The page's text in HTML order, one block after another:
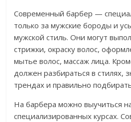
Современный барбер —
только за мужские бороды и
мужской стиль. Они могут
стрижки, окраску волос,
мытье волос, массаж лица.
должен разбираться в стилях,
трендах и правильно
На барбера можно выучиться
специализированных курсах.